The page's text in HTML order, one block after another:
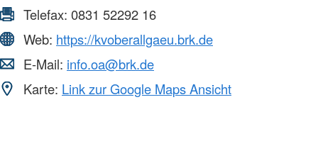
Telefax: 0831 52292 16
Web: https://kvoberallgaeu.brk.de
E-Mail: info.oa@brk.de
Karte: Link zur Google Maps Ansicht